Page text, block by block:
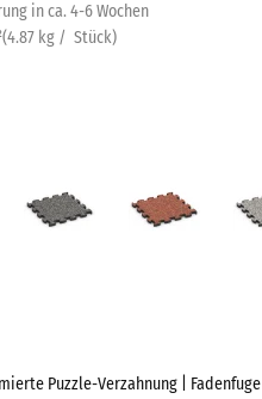
in ca. 4-6 Wochen
(4.87 kg / Stück)
Dunkelgrauer
Granit
Puzzle-Verzahnung | Fadenfuge |